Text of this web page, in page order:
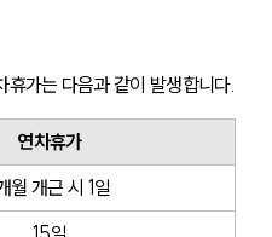
가는 다음과 같이 발생합니다.
연차휴가
월 개근 시 1일